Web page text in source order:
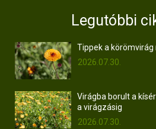
Legutóbbi
Tippek a körömvirág
2026.07.30.
Virágba borult a
a virágzásig
2026.07.30.